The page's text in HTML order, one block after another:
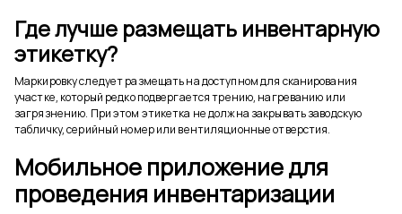
Где лучше размещать инвентарную
этикетку?
Маркировку следует размещать на доступном для сканирования
участке, который редко подвергается трению, нагреванию или
загрязнению. При этом этикетка не должна закрывать заводскую
табличку, серийный номер или вентиляционные отверстия.
Мобильное приложение для
проведения инвентаризации